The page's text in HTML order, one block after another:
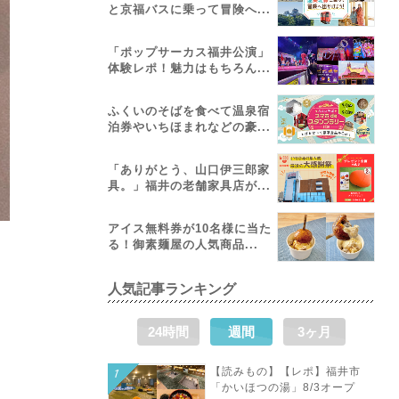
と京福バスに乗って冒険へ...
「ポップサーカス福井公演」
体験レポ！魅力はもちろん...
ふくいのそばを食べて温泉宿
泊券やいちほまれなどの豪...
「ありがとう、山口伊三郎家
具。」福井の老舗家具店が...
アイス無料券が10名様に当た
る！御素麺屋の人気商品...
人気記事ランキング
24時間 週間 3ヶ月
【読みもの】【レポ】福井市
「かいほつの湯」8/3オープ